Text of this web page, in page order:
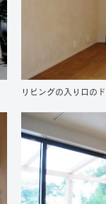
リビングの入り口の